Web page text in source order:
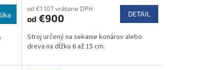
od €1 107 vrátane DPH
od €900 DETAIL
Stroj určený na sekanie konárov alebo
dreva na dĺžku 6 až 15 cm.